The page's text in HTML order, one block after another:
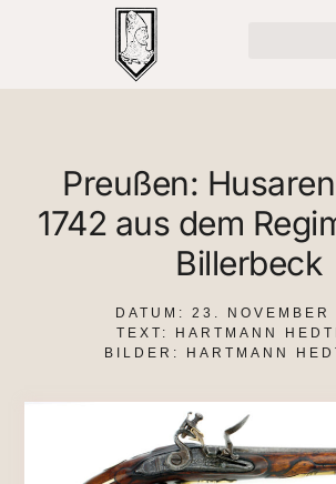
Preußen:
1742 aus dem
Billerbeck
DATUM:
23. NOVEMBER
TEXT: HARTMANN
BILDER: HARTMANN